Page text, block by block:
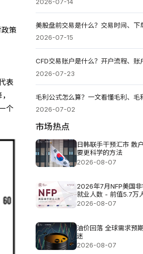
策
表
个
2026-07-15
2026-07-23
2026-07-02
市场热点
日韩联手干预汇市 散
要更科学的方法
2026-08-07
2026年7月NFP美国非
就业人数 - 前值5.7万
测值8.3万
2026-08-07
油价回落 全球需求预
迷
2026-08-07